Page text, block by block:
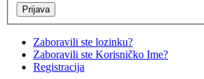
Zaboravili ste lozinku?
Zaboravili ste Korisničko Ime?
Registracija